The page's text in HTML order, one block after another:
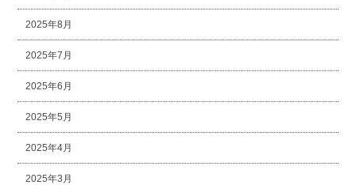
2025年8月
2025年7月
2025年6月
2025年5月
2025年4月
2025年3月